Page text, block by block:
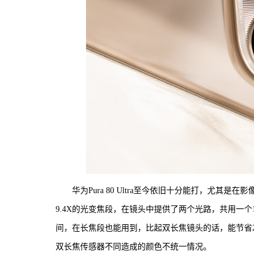
华为Pura 80 Ultra至今依旧十分能打，尤其是在
9.4X的光变焦段，在镜头中提供了两个光路，共用一
间，在长焦段也能用到，比起双长焦镜头的话，能节
双长焦传感器不同造成的颜色不统一情况。